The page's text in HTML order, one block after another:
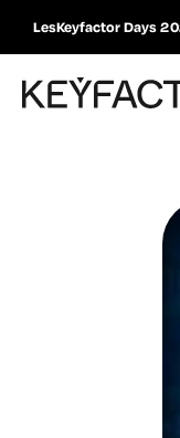
LesKeyfactor Days